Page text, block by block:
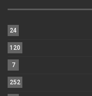
24
120
7
252